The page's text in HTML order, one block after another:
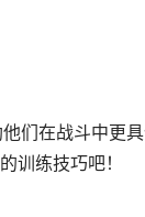
们在战斗中更具
训练技巧吧！